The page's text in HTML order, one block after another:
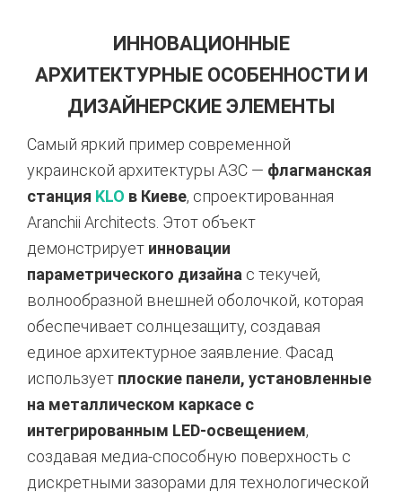
ИННОВАЦИОННЫЕ
АРХИТЕКТУРНЫЕ ОСОБЕННОСТИ И
ДИЗАЙНЕРСКИЕ ЭЛЕМЕНТЫ
Самый яркий пример современной
украинской архитектуры АЗС — флагманская
станция KLO в Киеве, спроектированная
Aranchii Architects. Этот объект
демонстрирует инновации
параметрического дизайна с текучей,
волнообразной внешней оболочкой, которая
обеспечивает солнцезащиту, создавая
единое архитектурное заявление. Фасад
использует плоские панели, установленные
на металлическом каркасе с
интегрированным LED-освещением,
создавая медиа-способную поверхность с
дискретными зазорами для технологической